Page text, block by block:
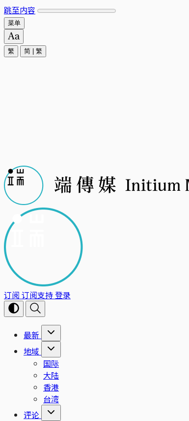
跳至内容
菜单
繁 简 繁
订阅 订阅支持登录
最新
地域
国际
大陆
香港
台湾
评论